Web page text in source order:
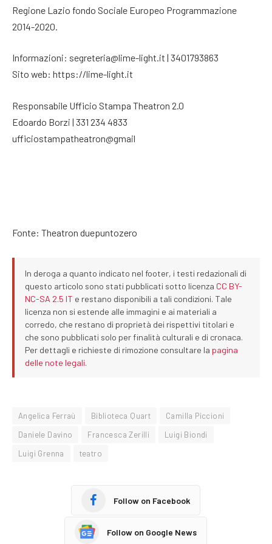
Regione Lazio fondo Sociale Europeo Programmazione
2014-2020.
Informazioni: segreteria@lime-light.it | 3401793863
Sito web: https://lime-light.it
Responsabile Ufficio Stampa Theatron 2.0
Edoardo Borzi | 331 234 4833
ufficiostampatheatron@gmail
Fonte: Theatron duepuntozero
In deroga a quanto indicato nel footer, i testi redazionali di
questo articolo sono stati pubblicati sotto licenza CC BY-
NC-SA 2.5 IT e restano disponibili a tali condizioni. Tale
licenza non si estende alle immagini e ai materiali a
corredo, che restano di proprietà dei rispettivi titolari e
che sono pubblicati solo per finalità culturali e di cronaca.
Per dettagli e richieste di rimozione consultare la pagina
delle note legali.
Angelica Ferraù Biblioteca Quart
Camilla Piccioni
Daniele Davino
Francesca Zerilli
Luigi Biondi
Luigi Grenna
teatro
Follow on Facebook
Follow on Google News